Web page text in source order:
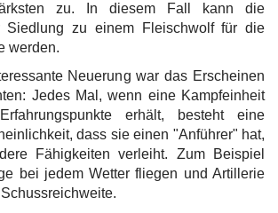
zu. In diesem Fall kann die
Siedlung zu einem Fleischwolf für die
werden.
Neuerung war das Erscheinen
Jedes Mal, wenn eine Kampfeinheit
erhält, besteht eine
dass sie einen "Anführer" hat,
Fähigkeiten verleiht. Zum Beispiel
bei jedem Wetter fliegen und Artillerie